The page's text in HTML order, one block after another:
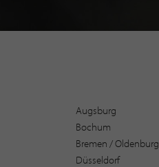
Augsburg
Bochum
Bremen / Oldenburg
Düsseldorf